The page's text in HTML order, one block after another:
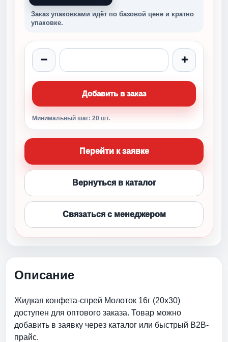
Заказ упаковками идёт по базовой цене и кратно
упаковке.
− +
Добавить в заказ
Минимальный шаг: 20 шт.
Перейти к заявке
Вернуться в каталог
Связаться с менеджером
Описание
Жидкая конфета-спрей Молоток 16г (20х30)
доступен для оптового заказа. Товар можно
добавить в заявку через каталог или быстрый B2B-
прайс.